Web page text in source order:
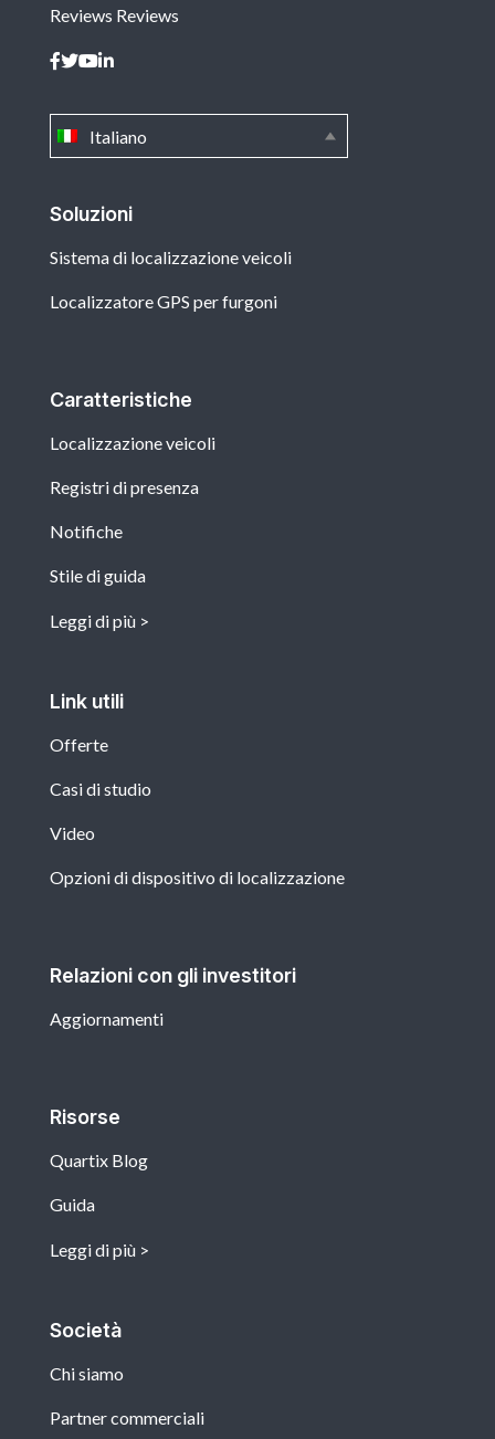
Soluzioni
Sistema di localizzazione veicoli
Localizzatore GPS per furgoni
Caratteristiche
Localizzazione veicoli
Registri di presenza
Notifiche
Stile di guida
Leggi di più
Link utili
Offerte
Casi di studio
Video
Opzioni di dispositivo di localizzazione
Relazioni con gli investitori
Aggiornamenti
Risorse
Quartix Blog
Guida
Leggi di più
Società
Chi siamo
Partner commerciali
Italiano
Reviews Reviews